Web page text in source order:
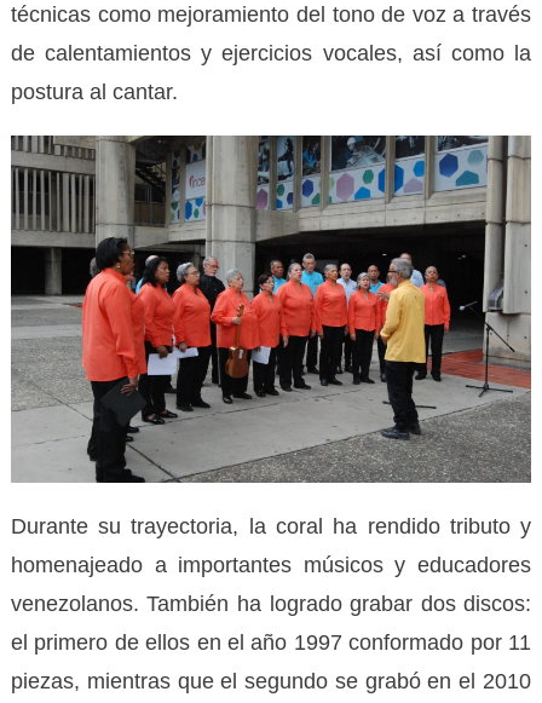
técnicas como mejoramiento del tono de voz a través
de calentamientos y ejercicios vocales, así como la
postura al cantar.
Durante su trayectoria, la coral ha rendido tributo y
homenajeado a importantes músicos y educadores
venezolanos. También ha logrado grabar dos discos:
el primero de ellos en el año 1997 conformado por 11
piezas, mientras que el segundo se grabó en el 2010